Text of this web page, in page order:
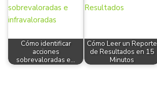
Cómo identificar
acciones
sobrevaloradas e…
Cómo Leer un Reporte
de Resultados en 15
Minutos